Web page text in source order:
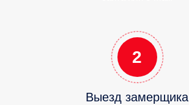
2
Выезд замерщика